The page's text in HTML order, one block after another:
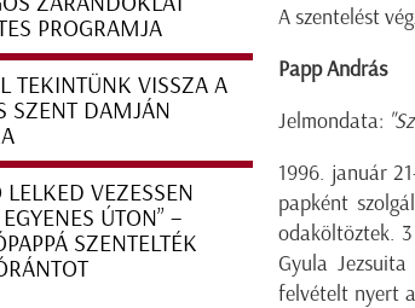
A szentelést
Papp András
Jelmondata:
1996. január
papként
odaköltöztek.
Gyula
felvételt nyert
PROGRAMJA
TEKINTÜNK VISSZA A
SZENT DAMJÁN
LELKED VEZESSEN
ÚTON” –
SZENTELTÉK